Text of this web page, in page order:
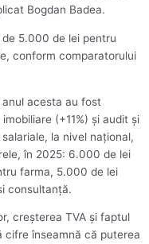
Bogdan Badea.
5.000 de lei pentru
conform comparatorului
acesta au fost
(+11%) şi audit şi
la nivel naţional,
în 2025: 6.000 de lei
farma, 5.000 de lei
consultanţă.
creşterea TVA şi faptul
cifre înseamnă că puterea